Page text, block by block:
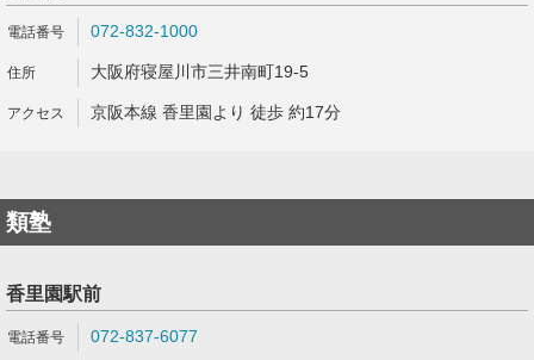
072-832-1000
大阪府寝屋川市三井南町19-5
京阪本線 香里園より 徒歩 約17分
類塾
香里園駅前
072-837-6077